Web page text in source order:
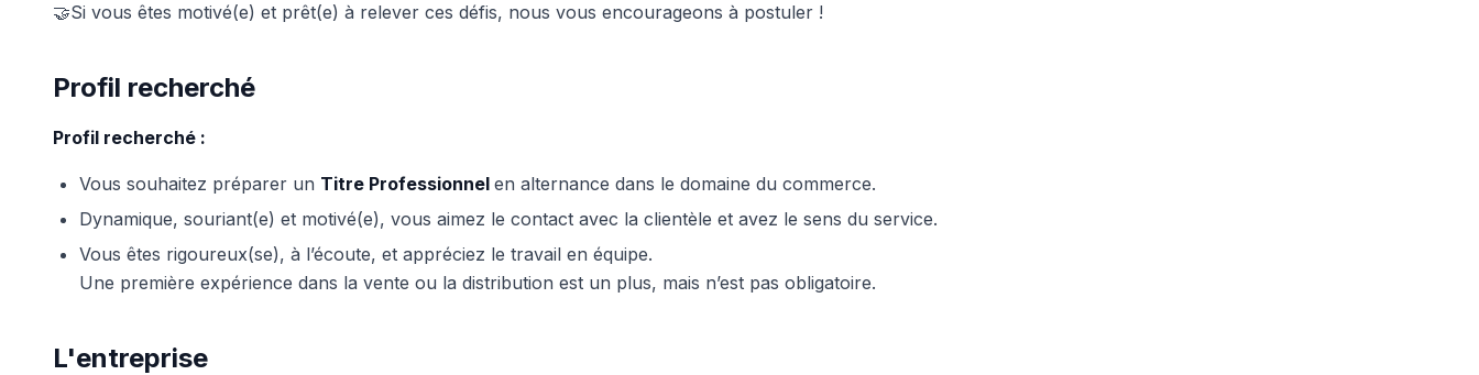
🤝Si vous êtes motivé(e) et prêt(e) à relever ces défis, nous vous encourageons à postuler !
Profil recherché
Profil recherché :
Vous souhaitez préparer un Titre Professionnel en alternance dans le domaine du commerce.
Dynamique, souriant(e) et motivé(e), vous aimez le contact avec la clientèle et avez le sens du service.
Vous êtes rigoureux(se), à l’écoute, et appréciez le travail en équipe.
Une première expérience dans la vente ou la distribution est un plus, mais n’est pas obligatoire.
L'entreprise